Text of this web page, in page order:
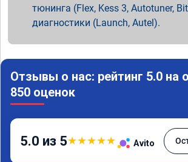
тюнинга (Flex, Kess 3, Autotuner,
диагностики (Launch, Autel).
Отзывы о нас: рейтинг 5.0 на
850 оценок
5.0 из 5★★★★★ Avito